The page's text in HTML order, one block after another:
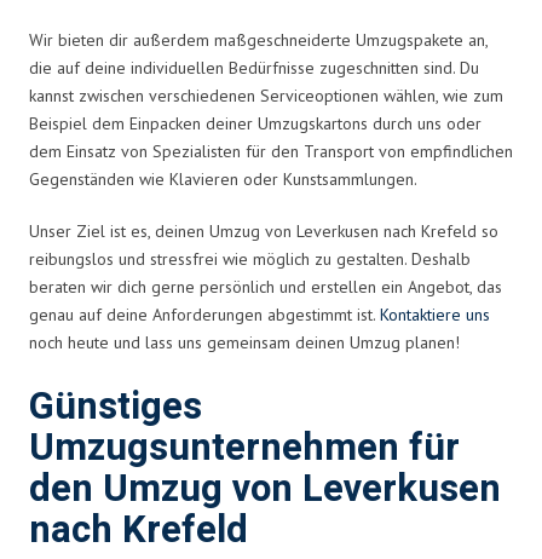
Wir bieten dir außerdem maßgeschneiderte Umzugspakete an,
die auf deine individuellen Bedürfnisse zugeschnitten sind. Du
kannst zwischen verschiedenen Serviceoptionen wählen, wie zum
Beispiel dem Einpacken deiner Umzugskartons durch uns oder
dem Einsatz von Spezialisten für den Transport von empfindlichen
Gegenständen wie Klavieren oder Kunstsammlungen.
Unser Ziel ist es, deinen Umzug von Leverkusen nach Krefeld so
reibungslos und stressfrei wie möglich zu gestalten. Deshalb
beraten wir dich gerne persönlich und erstellen ein Angebot, das
genau auf deine Anforderungen abgestimmt ist. Kontaktiere uns
noch heute und lass uns gemeinsam deinen Umzug planen!
Günstiges
Umzugsunternehmen für
den Umzug von Leverkusen
nach Krefeld